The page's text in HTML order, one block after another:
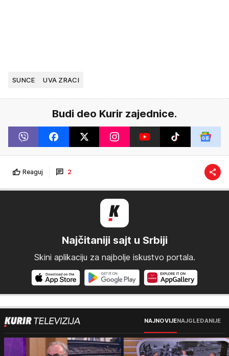
SUNCE UVA ZRACI
Budi deo Kurir zajednice.
Reaguj 2
Najčitaniji sajt u Srbiji
Skini aplikaciju za najbolje iskustvo portala.
NAJNOVIJENAJGLEDANIJE